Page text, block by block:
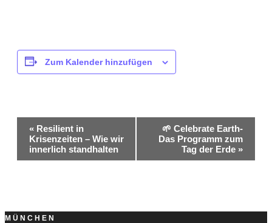
Zum Kalender hinzufügen
Veranstaltung-
Navigation
« Resilient in
Krisenzeiten – Wie wir
innerlich standhalten
🌱 Celebrate Earth-
Das Programm zum
Tag der Erde »
MÜNCHEN